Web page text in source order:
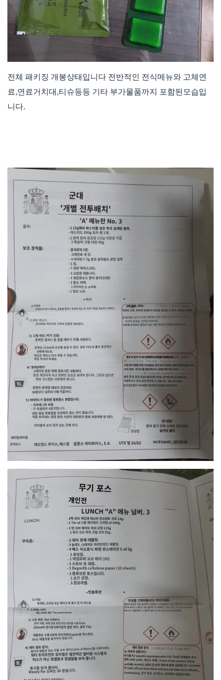
전체 패키징 개봉상태입니다 전반적인 전식메뉴와 고체연
료,연료거치대,티슈등등 기타 부가물품까지 포함된모습입
니다.